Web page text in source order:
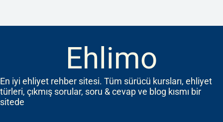
Ehlimo
En iyi ehliyet rehber sitesi. Tüm sürücü kursları, ehliyet
türleri, çıkmış sorular, soru & cevap ve blog kısmı bir
sitede